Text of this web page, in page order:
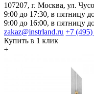
107207, г. Москва, ул.
9:00 до 17:30, в пятницу
9:00 до 16:00, в пятницу
zakaz@instrland.ru +7 (495)
Купить в 1 клик
+